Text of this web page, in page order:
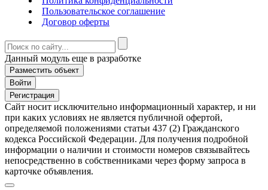
Пользовательское соглашение
Договор оферты
Данный модуль еще в разработке
Разместить объект
Войти
Регистрация
Сайт носит исключительно информационный характер, и ни
при каких условиях не является публичной офертой,
определяемой положениями статьи 437 (2) Гражданского
кодекса Российской Федерации. Для получения подробной
информации о наличии и стоимости номеров связывайтесь
непосредственно в собственниками через форму запроса в
карточке объявления.